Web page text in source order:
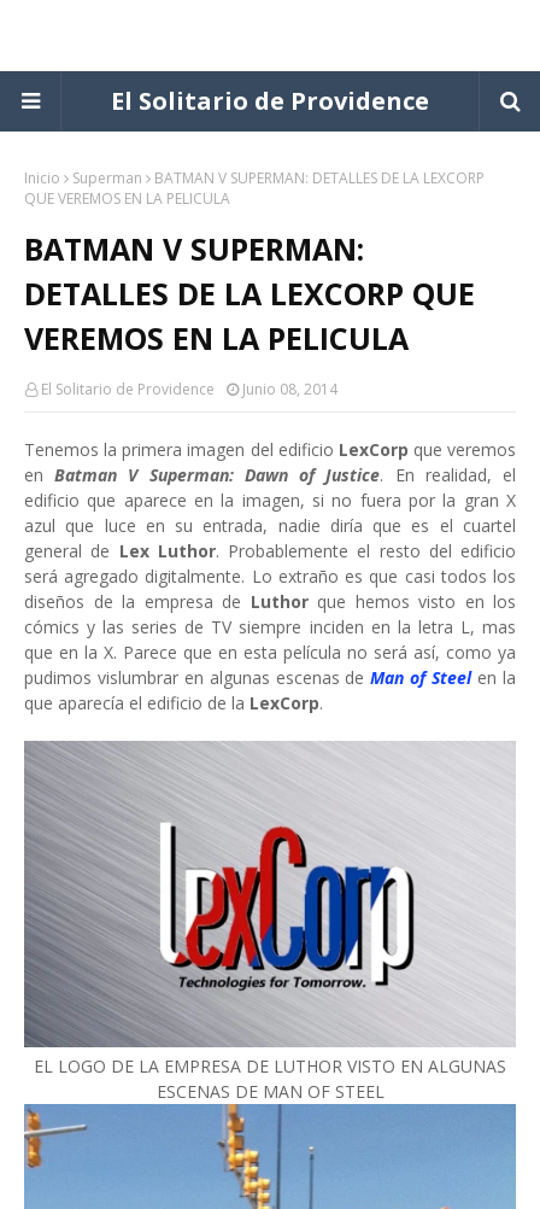
El Solitario de Providence
Inicio Superman
BATMAN V SUPERMAN: DETALLES DE LA LEXCORP
QUE VEREMOS EN LA PELICULA
BATMAN V SUPERMAN:
DETALLES DE LA LEXCORP QUE
VEREMOS EN LA PELICULA
El Solitario de Providence Junio 08, 2014
Tenemos la primera imagen del edificio LexCorp que veremos
enBatman V Superman: Dawn of Justice. En realidad, el
edificio que aparece en la imagen, si no fuera por la gran X
azul que luce en su entrada, nadie diría que es el cuartel
general de Lex Luthor. Probablemente el resto del edificio
será agregado digitalmente. Lo extraño es que casi todos los
diseños de la empresa de Luthor que hemos visto en los
cómics y las series de TV siempre inciden en la letra L, mas
que en la X. Parece que en esta película no será así, como ya
pudimos vislumbrar en algunas escenas deMan of Steelen la
que aparecía el edificio de la LexCorp.
EL LOGO DE LA EMPRESA DE LUTHOR VISTO EN ALGUNAS
ESCENAS DE MAN OF STEEL